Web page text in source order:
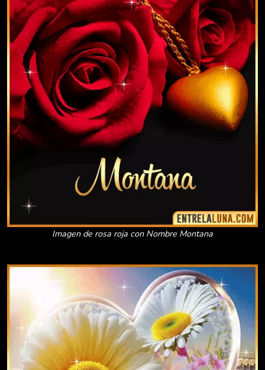
Imagen de rosa roja con Nombre Montana